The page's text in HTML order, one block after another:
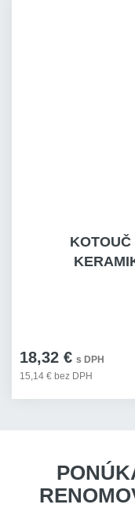
18,32 € s DPH
15,14 € bez DPH